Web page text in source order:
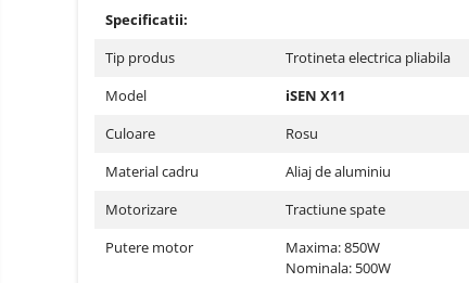
Tablete pc cu proiector video
Tablete rezistente
Tablete pentru copii
Laptop-uri
Monitoare pc
Specificatii:
Tip produs
Trotineta electrica pliabila
Model
iSEN X11
Culoare
Rosu
Material cadru
Aliaj de aluminiu
Motorizare
Tractiune spate
Putere motor
Maxima: 850W
Nominala: 500W